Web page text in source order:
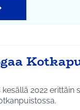
2022 erittäin